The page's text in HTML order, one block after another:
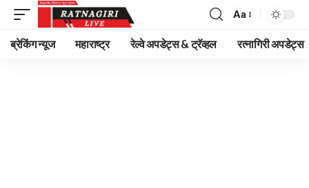
Font
Resizer
Aa
ब्रेकिंग न्यूज महाराष्ट्र रेल्वे अपडेट्स & ट्रॅव्हल रत्नागिरी अपडेट्स